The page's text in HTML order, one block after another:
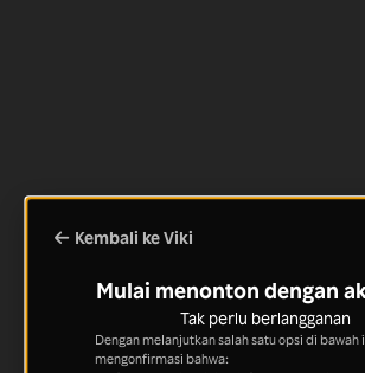
Kembali ke Viki
Mulai menonton dengan
Tak perlu berlangganan
Dengan melanjutkan salah satu opsi di bawah
mengonfirmasi bahwa: